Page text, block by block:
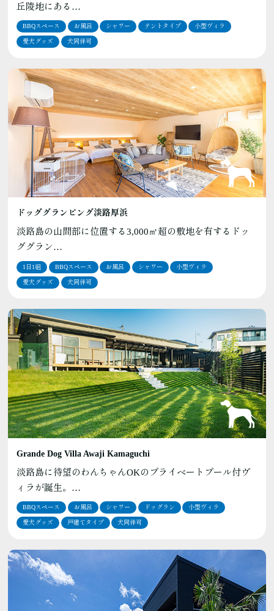
丘陵地にある…
BBQスペース お風呂 シャワー テントタイプ 小型ヴィラ
愛犬グッズ 犬同伴可
ドッググランピング淡路厚浜
淡路島の山間部に位置する3,000㎡超の敷地を有するドッ
ググラン…
1日1組 BBQスペース お風呂 シャワー 小型ヴィラ
愛犬グッズ 犬同伴可
Grande Dog Villa Awaji Kamaguchi
淡路島に待望のわんちゃんOKのプライベートプール付ヴ
ィラが誕生。…
BBQスペース お風呂 シャワー ドッグラン 小型ヴィラ
愛犬グッズ 戸建てタイプ 犬同伴可